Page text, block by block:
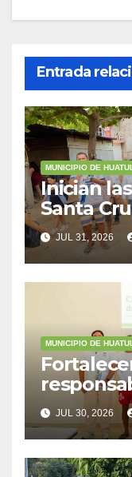
Entrada
MUNICIPIO DE
Inician
Santa
JUL 31, 2026
MUNICIPIO DE
Federal
JUL 30, 2026